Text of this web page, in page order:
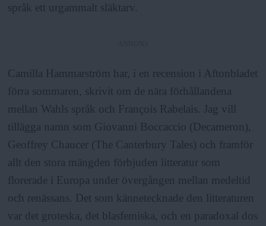
språk ett urgammalt släktarv.
Camilla Hammarström har, i en recension i Aftonbladet
förra sommaren, skrivit om de nära förhållandena
mellan Wahls språk och François Rabelais. Jag vill
tillägga namn som Giovanni Boccaccio (Decameron),
Geoffrey Chaucer (The Canterbury Tales) och framför
allt den stora mängden förbjuden litteratur som
florerade i Europa under övergången mellan medeltid
och renässans. Det som kännetecknade den litteraturen
var det groteska, det blasfemiska, och en paradoxal dos